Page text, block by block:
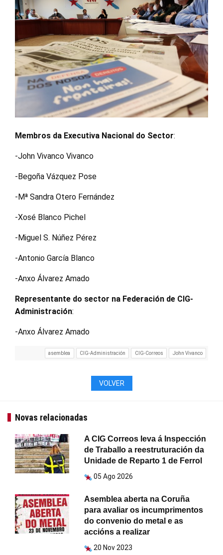
Membros da Executiva Nacional do Sector:
-John Vivanco Vivanco
-Begoña Vázquez Pose
-Mª Sandra Otero Fernández
-Xosé Blanco Pichel
-Miguel S. Núñez Pérez
-Antonio García Blanco
-Anxo Álvarez Amado
Representante do sector na Federación de CIG-
Administración:
-Anxo Álvarez Amado
asemblea CIG-Administración CIG-Correos John Vivanco
VOLVER
Novas relacionadas
A CIG Correos leva á Inspección
de Traballo a reestruturación da
Unidade de Reparto 1 de Ferrol
05 Ago 2026
Asemblea aberta na Coruña
para avaliar os incumprimentos
do convenio do metal e as
accións a realizar
20 Nov 2023